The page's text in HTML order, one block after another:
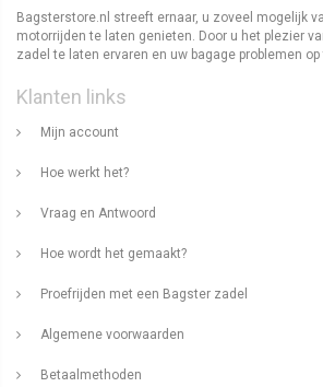
Bagsterstore.nl streeft ernaar, u zoveel mogelijk
motorrijden te laten genieten. Door u het plezier
zadel te laten ervaren en uw bagage problemen op
Klanten links
Mijn account
Hoe werkt het?
Vraag en Antwoord
Hoe wordt het gemaakt?
Proefrijden met een Bagster zadel
Algemene voorwaarden
Betaalmethoden